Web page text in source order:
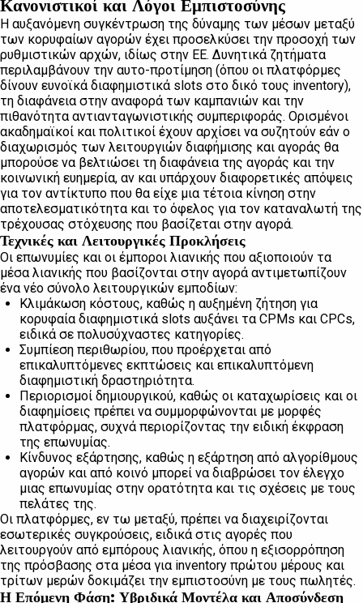
Κανονιστικοί και Λόγοι Εμπιστοσύνης
Η αυξανόμενη συγκέντρωση της δύναμης των μέσων μεταξύ
των κορυφαίων αγορών έχει προσελκύσει την προσοχή των
ρυθμιστικών αρχών, ιδίως στην ΕΕ. Δυνητικά ζητήματα
περιλαμβάνουν την αυτο-προτίμηση (όπου οι πλατφόρμες
δίνουν ευνοϊκά διαφημιστικά slots στο δικό τους inventory),
τη διαφάνεια στην αναφορά των καμπανιών και την
πιθανότητα αντιανταγωνιστικής συμπεριφοράς. Ορισμένοι
ακαδημαϊκοί και πολιτικοί έχουν αρχίσει να συζητούν εάν ο
διαχωρισμός των λειτουργιών διαφήμισης και αγοράς θα
μπορούσε να βελτιώσει τη διαφάνεια της αγοράς και την
κοινωνική ευημερία, αν και υπάρχουν διαφορετικές απόψεις
για τον αντίκτυπο που θα είχε μια τέτοια κίνηση στην
αποτελεσματικότητα και το όφελος για τον καταναλωτή της
τρέχουσας στόχευσης που βασίζεται στην αγορά.
Τεχνικές και Λειτουργικές Προκλήσεις
Οι επωνυμίες και οι έμποροι λιανικής που αξιοποιούν τα
μέσα λιανικής που βασίζονται στην αγορά αντιμετωπίζουν
ένα νέο σύνολο λειτουργικών εμποδίων:
Κλιμάκωση κόστους, καθώς η αυξημένη ζήτηση για
κορυφαία διαφημιστικά slots αυξάνει τα CPMs και CPCs,
ειδικά σε πολυσύχναστες κατηγορίες.
Συμπίεση περιθωρίου, που προέρχεται από
επικαλυπτόμενες εκπτώσεις και επικαλυπτόμενη
διαφημιστική δραστηριότητα.
Περιορισμοί δημιουργικού, καθώς οι καταχωρίσεις και οι
διαφημίσεις πρέπει να συμμορφώνονται με μορφές
πλατφόρμας, συχνά περιορίζοντας την ειδική έκφραση
της επωνυμίας.
Κίνδυνος εξάρτησης, καθώς η εξάρτηση από αλγορίθμους
αγορών και από κοινό μπορεί να διαβρώσει τον έλεγχο
μιας επωνυμίας στην ορατότητα και τις σχέσεις με τους
πελάτες της.
Οι πλατφόρμες, εν τω μεταξύ, πρέπει να διαχειρίζονται
εσωτερικές συγκρούσεις, ειδικά στις αγορές που
λειτουργούν από εμπόρους λιανικής, όπου η εξισορρόπηση
της πρόσβασης στα μέσα για inventory πρώτου μέρους και
τρίτων μερών δοκιμάζει την εμπιστοσύνη με τους πωλητές.
Η Επόμενη Φάση: Υβριδικά Μοντέλα και Αποσύνδεση